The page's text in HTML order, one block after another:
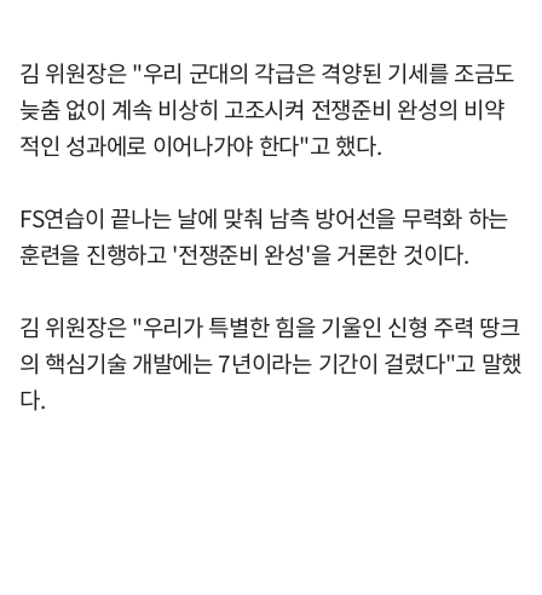
김 위원장은 "우리 군대의 각급은 격양된 기세를 조금도
늦춤 없이 계속 비상히 고조시켜 전쟁준비 완성의 비약
적인 성과에로 이어나가야 한다"고 했다.
FS연습이 끝나는 날에 맞춰 남측 방어선을 무력화 하는
훈련을 진행하고 '전쟁준비 완성'을 거론한 것이다.
김 위원장은 "우리가 특별한 힘을 기울인 신형 주력 땅크
의 핵심기술 개발에는 7년이라는 기간이 걸렸다"고 말했
다.